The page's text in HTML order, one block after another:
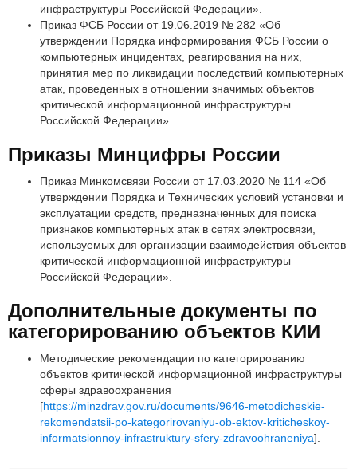
инфраструктуры Российской Федерации».
Приказ ФСБ России от 19.06.2019 № 282 «Об
утверждении Порядка информирования ФСБ России о
компьютерных инцидентах, реагирования на них,
принятия мер по ликвидации последствий компьютерных
атак, проведенных в отношении значимых объектов
критической информационной инфраструктуры
Российской Федерации».
Приказы Минцифры России
Приказ Минкомсвязи России от 17.03.2020 № 114 «Об
утверждении Порядка и Технических условий установки и
эксплуатации средств, предназначенных для поиска
признаков компьютерных атак в сетях электросвязи,
используемых для организации взаимодействия объектов
критической информационной инфраструктуры
Российской Федерации».
Дополнительные документы по
категорированию объектов КИИ
Методические рекомендации по категорированию
объектов критической информационной инфраструктуры
сферы здравоохранения
[https://minzdrav.gov.ru/documents/9646-metodicheskie-
rekomendatsii-po-kategorirovaniyu-ob-ektov-kriticheskoy-
informatsionnoy-infrastruktury-sfery-zdravoohraneniya].